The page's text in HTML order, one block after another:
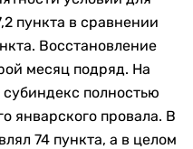
пункта в сравнении
Восстановление
месяц подряд. На
субиндекс полностью
январского провала. В
74 пункта, а в целом